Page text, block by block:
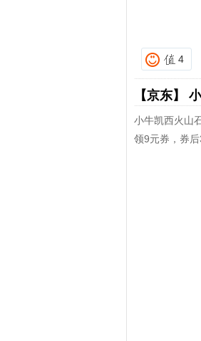
4
【京东】
小牛凯西火山
领9元券，券